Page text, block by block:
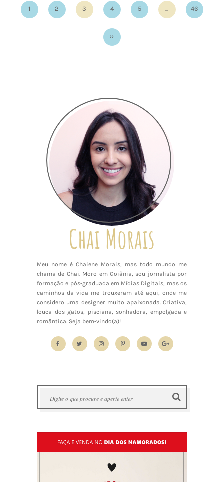
1 2 3 4 5 ... 46
››
Chai Morais
Meu nome é Chaiene Morais, mas todo mundo me
chama de Chai. Moro em Goiânia, sou jornalista por
formação e pós-graduada em Mídias Digitais, mas os
caminhos da vida me trouxeram até aqui, onde me
considero uma designer muito apaixonada. Criativa,
louca dos gatos, pisciana, sonhadora, empolgada e
romântica. Seja bem-vindo(a)!